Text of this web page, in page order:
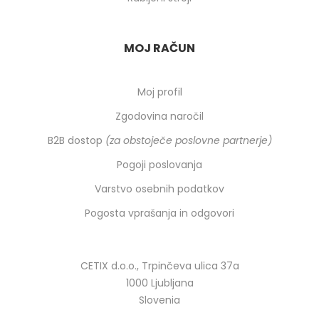
MOJ RAČUN
Moj profil
Zgodovina naročil
B2B dostop (za obstoječe poslovne partnerje)
Pogoji poslovanja
Varstvo osebnih podatkov
Pogosta vprašanja in odgovori
CETIX d.o.o., Trpinčeva ulica 37a
1000 Ljubljana
Slovenia